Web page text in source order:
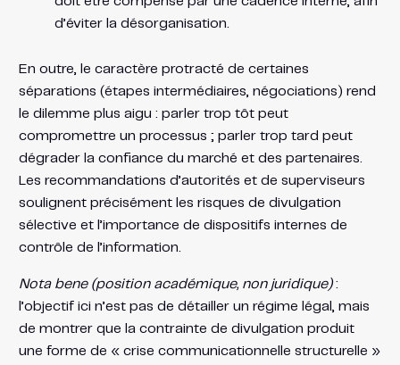
d’éviter la désorganisation.
En outre, le caractère protracté de certaines
séparations (étapes intermédiaires, négociations) rend
le dilemme plus aigu : parler trop tôt peut
compromettre un processus ; parler trop tard peut
dégrader la confiance du marché et des partenaires.
Les recommandations d’autorités et de superviseurs
soulignent précisément les risques de divulgation
sélective et l’importance de dispositifs internes de
contrôle de l’information.
Nota bene (position académique, non juridique):
l’objectif ici n’est pas de détailler un régime légal, mais
de montrer que la contrainte de divulgation produit
une forme de « crise communicationnelle structurelle »